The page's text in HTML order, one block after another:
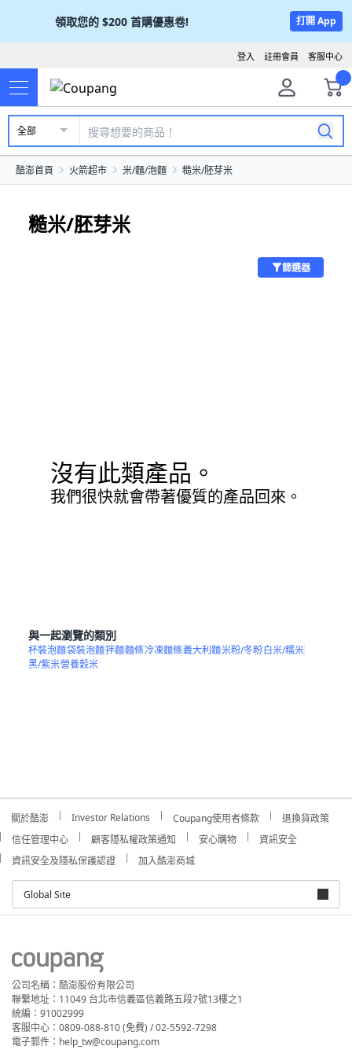
領取您的 $200 首購優惠卷! 打開 App
客服中心
註冊會員
登入
全部
酷澎首頁 火箭超市 米/麵/泡麵 糙米/胚芽米
糙米/胚芽米
篩選器
沒有此類產品。
我們很快就會帶著優質的產品回來。
與一起瀏覽的類別
杯裝泡麵袋裝泡麵拌麵麵條冷凍麵條義大利麵米粉/冬粉白米/糯米
黑/紫米營養穀米
關於酷澎 Investor Relations Coupang使用者條款
退換貨政策
信任管理中心
顧客隱私權政策通知 安心購物
資訊安全
資訊安全及隱私保護認證
加入酷澎商城
Global Site
公司名稱：酷澎股份有限公司
聯繫地址：11049 台北市信義區信義路五段7號13樓之1
統編：91002999
客服中心：0809-088-810 (免費) / 02-5592-7298
電子郵件：help_tw@coupang.com